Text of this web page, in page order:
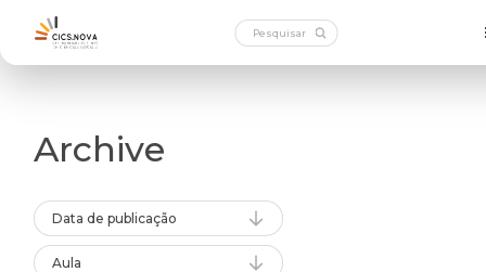
Archive
Data de publicação
Aula